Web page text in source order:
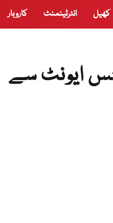
کھیل انٹرٹینمنٹ کاروبار
ایونٹ سے